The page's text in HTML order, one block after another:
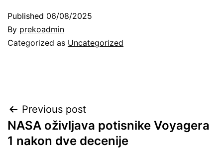
Published 06/08/2025
By prekoadmin
Categorized as Uncategorized
Post
navigation
Previous post
NASA oživljava potisnike Voyagera
1 nakon dve decenije